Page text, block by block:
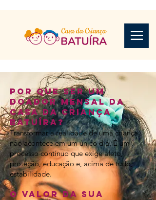
Por que ser um
doador mensal da
Casa da Criança
Batuíra?
Transformar a realidade de uma criança
não acontece em um único dia. É um
processo contínuo que exige afeto,
proteção, educação e, acima de tudo,
estabilidade.
O valor da sua